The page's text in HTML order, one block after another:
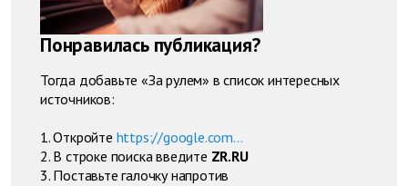
Понравилась публикация?
Тогда добавьте «За рулем» в список интересных
источников:
1. Откройте https://google.com...
2. В строке поиска введите ZR.RU
3. Поставьте галочку напротив